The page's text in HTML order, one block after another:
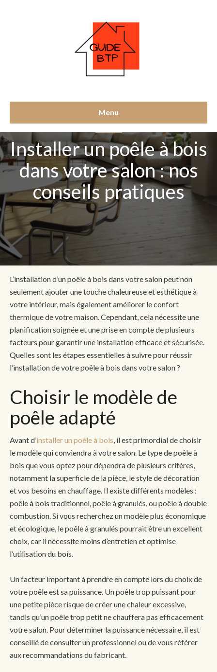
Menu
Installer un poêle à bois
dans votre salon : nos
conseils pratiques
L’installation d’un poêle à bois dans votre salon peut non
seulement ajouter une touche chaleureuse et esthétique à
votre intérieur, mais également améliorer le confort
thermique de votre maison. Cependant, cela nécessite une
planification soignée et une prise en compte de plusieurs
facteurs pour garantir une installation efficace et sécurisée.
Quelles sont les étapes essentielles à suivre pour réussir
l’installation de votre poêle à bois dans votre salon ?
Choisir le modèle de
poêle adapté
Avant d’installer un poêle à bois , il est primordial de choisir
le modèle qui conviendra à votre salon. Le type de poêle à
bois que vous optez pour dépendra de plusieurs critères,
notamment la superficie de la pièce, le style de décoration
et vos besoins en chauffage. Il existe différents modèles :
poêle à bois traditionnel, poêle à granulés, ou poêle à double
combustion. Si vous recherchez un modèle plus économique
et écologique, le poêle à granulés pourrait être un excellent
choix, car il nécessite moins d’entretien et optimise
l’utilisation du bois.
Un facteur important à prendre en compte lors du choix de
votre poêle est sa puissance. Un poêle trop puissant pour
une petite pièce risque de créer une chaleur excessive,
tandis qu’un poêle trop petit ne chauffera pas efficacement
votre salon. Pour déterminer la puissance nécessaire, il est
conseillé de consulter un professionnel ou de vous référer
aux recommandations du fabricant.